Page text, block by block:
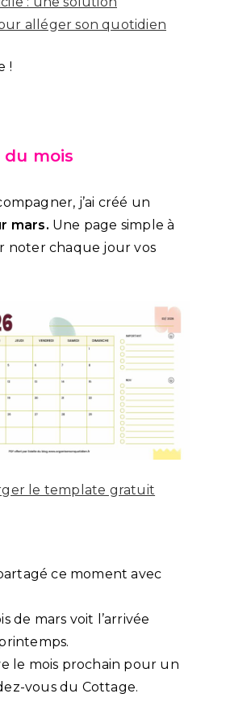
alléger son quotidien
!
du mois
j’ai créé un
mars. Une page simple à
noter chaque jour vos
le template gratuit
ce moment avec
de mars voit l’arrivée
le mois prochain pour un
vous du Cottage.